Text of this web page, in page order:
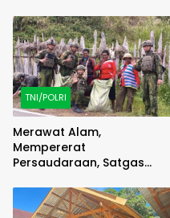
Karung
TNI/POLRI
Merawat Alam,
Mempererat
Persaudaraan, Satgas
Enarotali Wujudkan Paniai
Bersih, Indonesia Asri